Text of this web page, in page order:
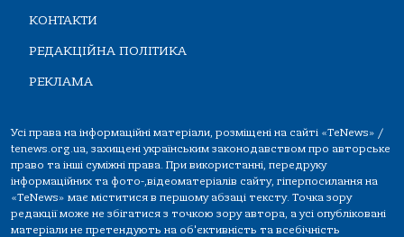
КОНТАКТИ
РЕДАКЦІЙНА ПОЛІТИКА
РЕКЛАМА
Усі права на інформаційні матеріали, розміщені на сайті «TeNews» /
tenews.org.ua, захищені українським законодавством про авторське
право та інші суміжні права. При використанні, передруку
інформаційних та фото-,відеоматеріалів сайту, гіперпосилання на
«TeNews» має міститися в першому абзаці тексту. Точка зору
редакції може не збігатися з точкою зору автора, а усі опубліковані
матеріали не претендують на об'єктивність та всебічність